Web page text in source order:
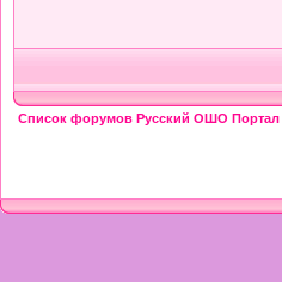
Список форумов Русский ОШО Портал